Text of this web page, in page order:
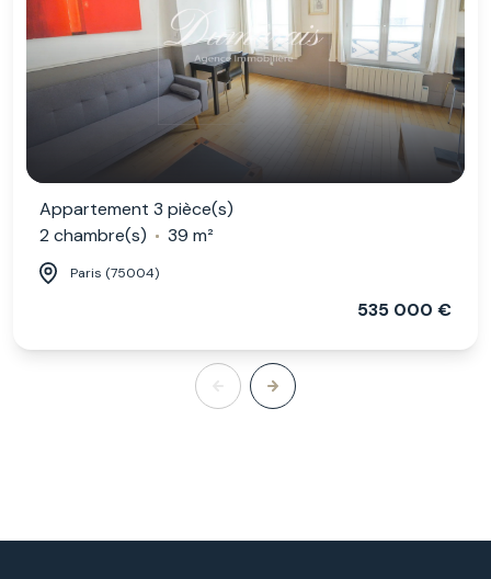
Appartement 3 pièce(s)
2 chambre(s)
39 m²
Paris (75004)
535 000 €